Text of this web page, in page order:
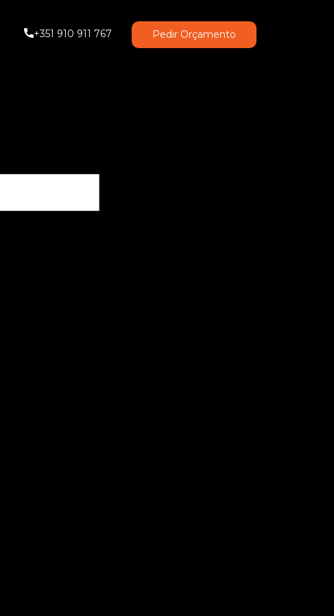
Pedir Orçamento
+351 910 911 767